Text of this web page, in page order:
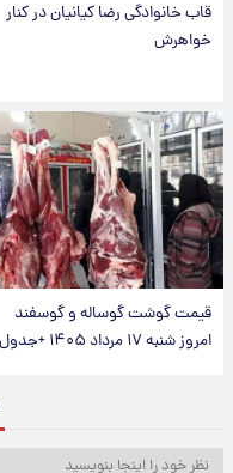
قاب خانوادگی رضا کیانیان در کنار
خواهرش
قیمت گوشت گوساله و گوسفند
امروز شنبه ۱۷ مرداد ۱۴۰۵ +جدول